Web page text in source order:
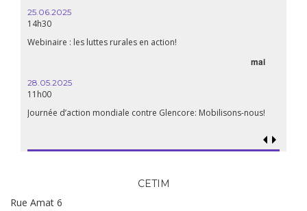
25.06.2025
14h30
Webinaire : les luttes rurales en action!
mai
28.05.2025
11h00
Journée d’action mondiale contre Glencore: Mobilisons-nous!
CETIM
Rue Amat 6